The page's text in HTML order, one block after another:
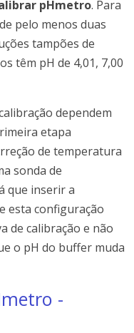
pHmetro. Para
pelo menos duas
tampões de
​​têm pH de 4,01, 7,00
dependem
etapa
de temperatura
sonda de
que inserir a
esta configuração
de calibração e não
o pH do buffer muda
-